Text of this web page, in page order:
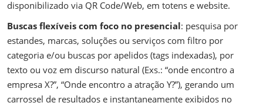
disponibilizado via QR Code/Web, em totens e website.
Buscas flexíveis com foco no presencial: pesquisa por
estandes, marcas, soluções ou serviços com filtro por
categoria e/ou buscas por apelidos (tags indexadas), por
texto ou voz em discurso natural (Exs.: “onde encontro a
empresa X?”, “Onde encontro a atração Y?”), gerando um
carrossel de resultados e instantaneamente exibidos no